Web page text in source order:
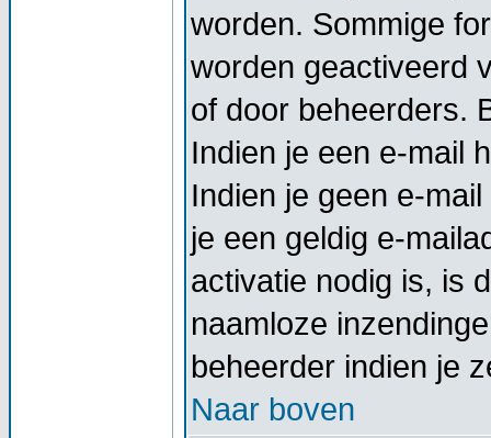
worden. Sommige
worden geactiveerd
of door beheerders.
Indien je een e-mail
Indien je geen e-
je een geldig e-
activatie nodig is, is
naamloze
beheerder indien je
Naar boven